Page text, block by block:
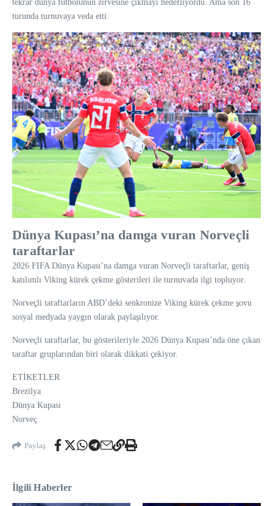
tekrar dünya futbolunun zirvesine çıkmayı hedefliyordu. Ama son 16
turunda turnuvaya veda etti.
Dünya Kupası’na damga vuran Norveçli
taraftarlar
2026 FIFA Dünya Kupası’na damga vuran Norveçli taraftarlar, geniş
katılımlı Viking kürek çekme gösterileri ile turnuvada ilgi topluyor.
Norveçli taraftarların ABD’deki senkronize Viking kürek çekme şovu
sosyal medyada yaygın olarak paylaşılıyor.
Norveçli taraftarlar, bu gösterileriyle 2026 Dünya Kupası’nda öne çıkan
taraftar gruplarından biri olarak dikkati çekiyor.
ETİKETLER
Brezilya
Dünya Kupası
Norveç
Paylaş
İlgili Haberler